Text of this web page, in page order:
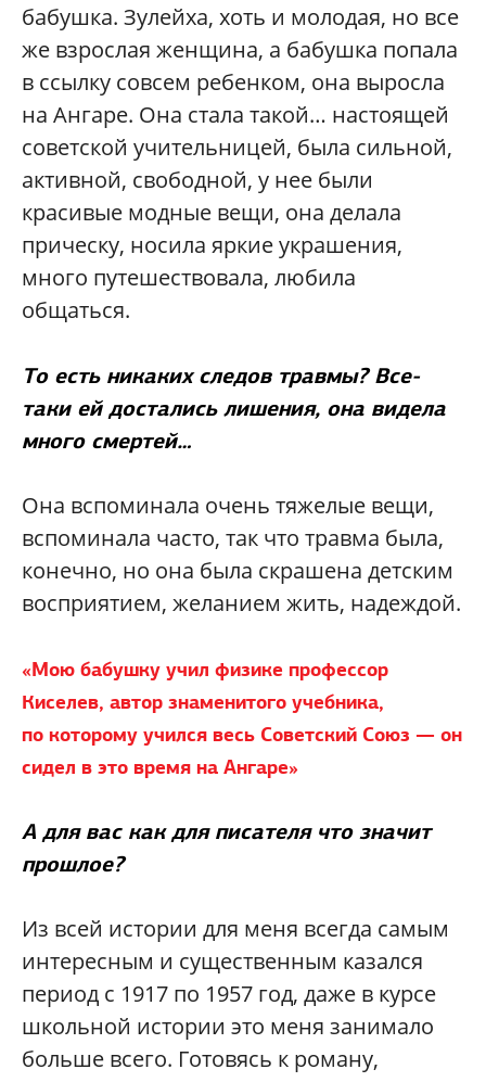
бабушка. Зулейха, хоть и молодая, но все
же взрослая женщина, а бабушка попала
в ссылку совсем ребенком, она выросла
на Ангаре. Она стала такой… настоящей
советской учительницей, была сильной,
активной, свободной, у нее были
красивые модные вещи, она делала
прическу, носила яркие украшения,
много путешествовала, любила
общаться.
То есть никаких следов травмы? Все-
таки ей достались лишения, она видела
много смертей…
Она вспоминала очень тяжелые вещи,
вспоминала часто, так что травма была,
конечно, но она была скрашена детским
восприятием, желанием жить, надеждой.
«Мою бабушку учил физике профессор
Киселев, автор знаменитого учебника,
по которому учился весь Советский Союз — он
сидел в это время на Ангаре»
А для вас как для писателя что значит
прошлое?
Из всей истории для меня всегда самым
интересным и существенным казался
период с 1917 по 1957 год, даже в курсе
школьной истории это меня занимало
больше всего. Готовясь к роману,